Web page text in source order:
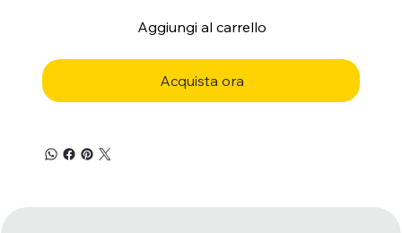
Aggiungi al carrello
Acquista ora